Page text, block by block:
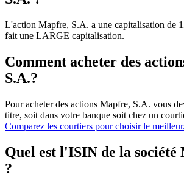
L'action Mapfre, S.A. a une capitalisation de
fait une LARGE capitalisation.
Comment acheter des
S.A.?
Pour acheter des actions Mapfre, S.A. vous
titre, soit dans votre banque soit chez un
Comparez les courtiers pour choisir le meilleur.
Quel est l'ISIN de la société
?